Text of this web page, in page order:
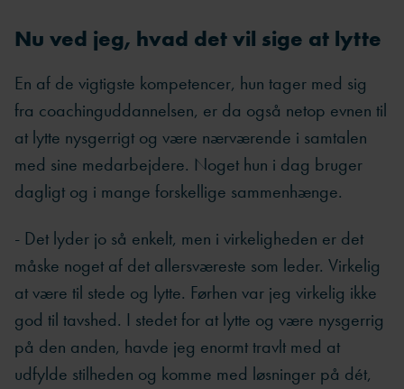
Nu ved jeg, hvad det vil sige at lytte
En af de vigtigste kompetencer, hun tager med sig
fra coachinguddannelsen, er da også netop evnen til
at lytte nysgerrigt og være nærværende i samtalen
med sine medarbejdere. Noget hun i dag bruger
dagligt og i mange forskellige sammenhænge.
- Det lyder jo så enkelt, men i virkeligheden er det
måske noget af det allersværeste som leder. Virkelig
at være til stede og lytte. Førhen var jeg virkelig ikke
god til tavshed. I stedet for at lytte og være nysgerrig
på den anden, havde jeg enormt travlt med at
udfylde stilheden og komme med løsninger på dét,